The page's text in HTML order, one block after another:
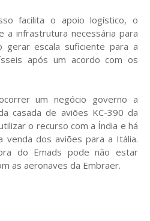
facilita o apoio logístico, o
a infrastrutura necessária para
gerar escala suficiente para a
após um acordo com os
um negócio governo a
casada de aviões KC-390 da
o recurso com a Índia e há
venda dos aviões para a Itália.
do Emads pode não estar
as aeronaves da Embraer.